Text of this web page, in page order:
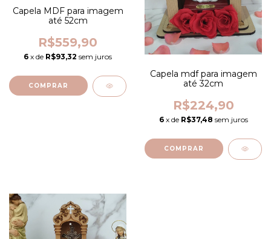
Capela MDF para imagem
até 52cm
R$559,90
6 x de R$93,32 sem juros
Capela mdf para imagem
até 32cm
R$224,90
6 x de R$37,48 sem juros